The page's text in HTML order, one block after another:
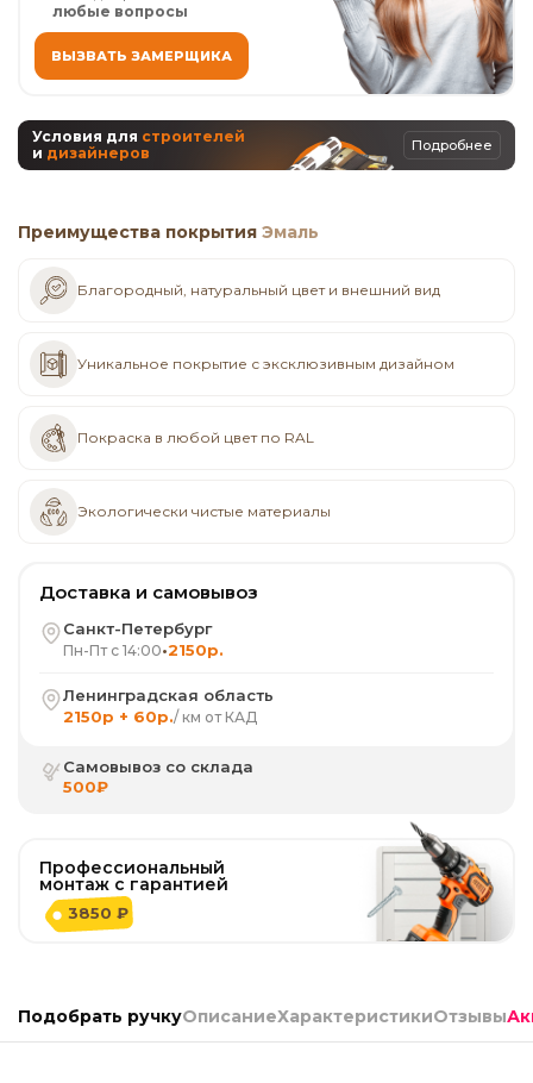
любые вопросы
ВЫЗВАТЬ ЗАМЕРЩИКА
Условия для строителей
и дизайнеров Подробнее
Преимущества покрытия Эмаль
Благородный, натуральный цвет и внешний вид
Уникальное покрытие с эксклюзивным дизайном
Покраска в любой цвет по RAL
Экологически чистые материалы
Доставка и самовывоз
Санкт-Петербург
Пн-Пт с 14:00•2150р.
Ленинградская область
2150р + 60р./ км от КАД
Самовывоз со склада
500₽
Профессиональный
монтаж с гарантией
3850 ₽
Подобрать ручкуОписаниеХарактеристикиОтзывы